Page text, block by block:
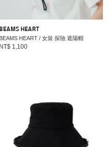
BEAMS HEART
BEAMS HEART / 女裝 探險 遮陽帽
NT$ 1,100